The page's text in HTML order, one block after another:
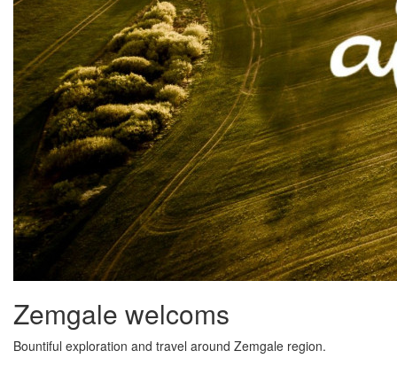
Zemgale welcoms
Bountiful exploration and travel around Zemgale region.